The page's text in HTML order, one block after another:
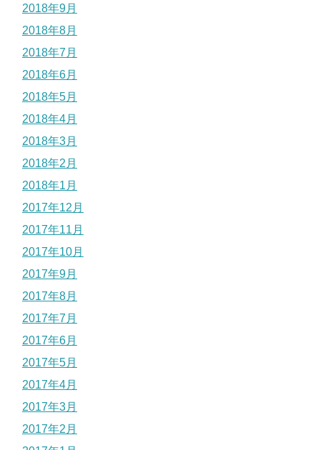
2018年9月
2018年8月
2018年7月
2018年6月
2018年5月
2018年4月
2018年3月
2018年2月
2018年1月
2017年12月
2017年11月
2017年10月
2017年9月
2017年8月
2017年7月
2017年6月
2017年5月
2017年4月
2017年3月
2017年2月